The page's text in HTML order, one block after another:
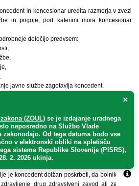
in koncesionar uredita razmerja v zvezi
in pogoje, pod katerimi mora koncesionar
določijo predvsem:
javne službe zagotavlja koncedent.
ne opravlja javne službe v skladu s
ter pogodbo o koncesiji, mu koncedent določi
pomanjkljivosti ne odpravi v določenem roku,
je koncedent dolžan poskrbeti, da bolnike pod
drug zdravstveni zavod ali zasebni
×
(ZOUL) se je izdajanje uradnega
neposredno na Službo Vlade
zakonodajo. Od tega datuma bodo vse
v elektronski obliki na spletišču
sistema Republike Slovenije (PISRS),
2. 2026 ukinja.